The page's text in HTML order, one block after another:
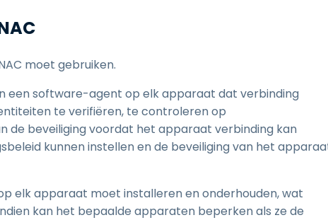
moet gebruiken.
een software-agent op elk apparaat dat verbinding
te verifiëren, te controleren op
de beveiliging voordat het apparaat verbinding kan
kunnen instellen en de beveiliging van het
elk apparaat moet installeren en onderhouden, wat
kan het bepaalde apparaten beperken als ze de